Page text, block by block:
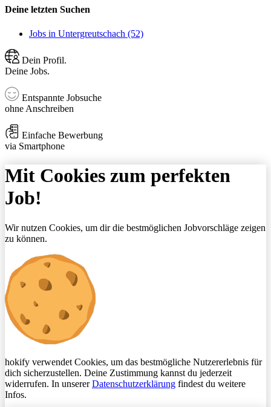
Deine letzten Suchen
Jobs in Untergreutschach (52)
Dein Profil.
Deine Jobs.
Entspannte Jobsuche
ohne Anschreiben
Einfache Bewerbung
via Smartphone
Mit Cookies zum perfekten
Job!
Wir nutzen Cookies, um dir die bestmöglichen Jobvorschläge zeigen
zu können.
hokify verwendet Cookies, um das bestmögliche Nutzererlebnis für
dich sicherzustellen. Deine Zustimmung kannst du jederzeit
widerrufen. In unsererDatenschutzerklärung findest du weitere
Infos.